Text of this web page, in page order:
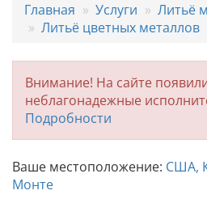
Главная Услуги
Литьё
Литьё цветных металлов
Внимание! На сайте
неблагонадежные
Подробности
Ваше местоположение: США,
Монте